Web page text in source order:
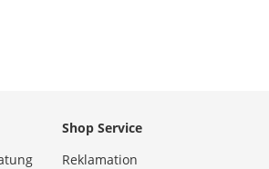
Shop Service
Reklamation